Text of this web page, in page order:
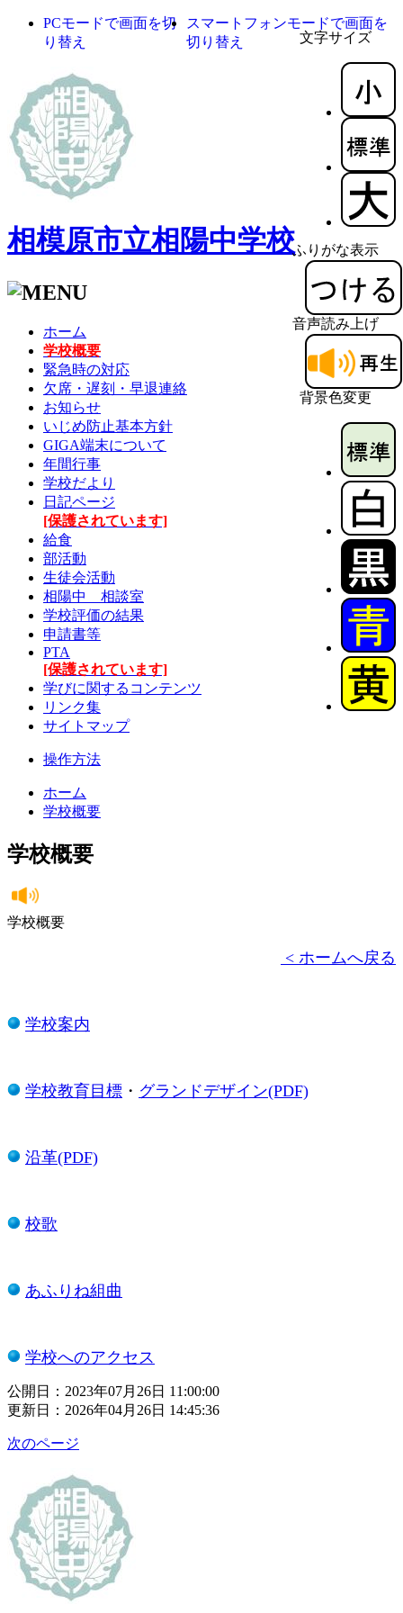
文字サイズ
ふりがな表示
音声読み上げ
背景色変更
PCモードで画面を切
り替え
スマートフォンモードで画面を
切り替え
相模原市立相陽中学校
ホーム
学校概要
緊急時の対応
欠席・遅刻・早退連絡
お知らせ
いじめ防止基本方針
GIGA端末について
年間行事
学校だより
日記ページ
[保護されています]
給食
部活動
生徒会活動
相陽中 相談室
学校評価の結果
申請書等
PTA
[保護されています]
学びに関するコンテンツ
リンク集
サイトマップ
操作方法
ホーム
学校概要
学校概要
学校概要
< ホームへ戻る
学校案内
学校教育目標 ・ グランドデザイン(PDF)
沿革(PDF)
校歌
あふりね組曲
学校へのアクセス
公開日：2023年07月26日 11:00:00
更新日：2026年04月26日 14:45:36
次のページ